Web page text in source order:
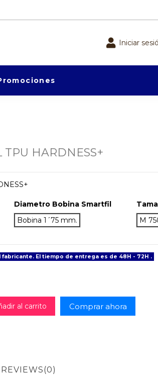
Iniciar
TPU HARDNESS+
Diametro Bobina Smartfil
Bobina 1´75 mm.
M
El tiempo de entrega es de 48H - 72H .
al carrito Comprar ahora
REVIEWS(0)